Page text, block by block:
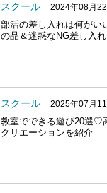
スクール 2024年08月22
部活の差し入れは何がい
の品＆迷惑なNG差し入れ
スクール 2025年07月
教室でできる遊び20選♡
クリエーションを紹介